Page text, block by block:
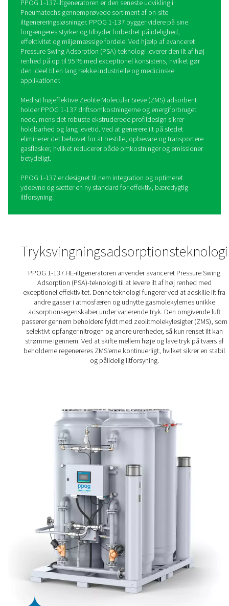
PPOG 1-137-iltgeneratoren er den seneste udvikling i
iltgenereringsløsninger. PPOG 1-137 bygger videre på
forgængeres styrker og tilbyder forbedret pålidelighed,
effektivitet og miljømæssige fordele. Ved hjælp af
Pressure Swing Adsorption (PSA)-teknologi leverer den
renhed på op til 95 % med exceptionel konsistens,
den ideel til en lang række industrielle og medicinske
applikationer.
holdbarhed og lang levetid. Ved at generere ilt på stedet
eliminerer det behovet for at bestille, opbevare og
gasflasker, hvilket reducerer både omkostninger og
betydeligt.
PPOG 1-137 er designet til nem integration og optimeret
ydeevne og sætter en ny standard for effektiv,
iltforsyning.
PPOG 1-137 HE-iltgeneratoren anvender avanceret